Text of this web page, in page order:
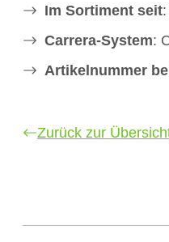
Im Sortiment seit
Carrera-System:
Artikelnummer
Zurück zur